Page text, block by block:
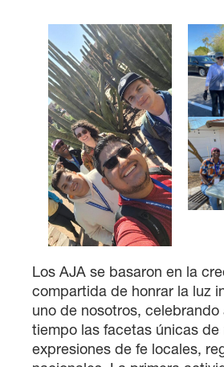
Los AJA se basaron en la
compartida de honrar la luz
uno de nosotros, celebrando
tiempo las facetas únicas de
expresiones de fe locales,